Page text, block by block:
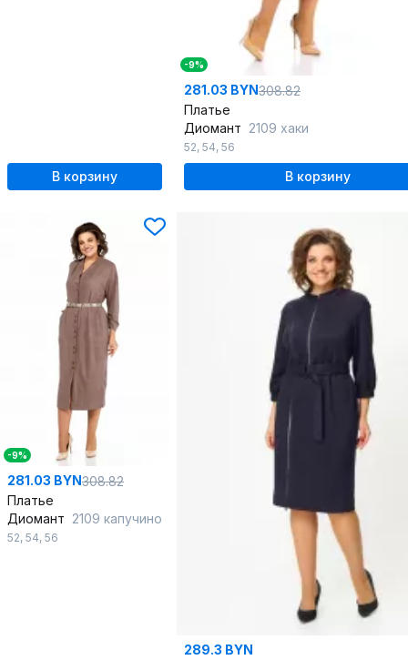
В корзину
-9%
281.03 BYN308.82
Платье
Диомант 2109 хаки
52, 54, 56
В корзину
-9%
281.03 BYN308.82
Платье
Диомант 2109 капучино
52, 54, 56
289.3 BYN